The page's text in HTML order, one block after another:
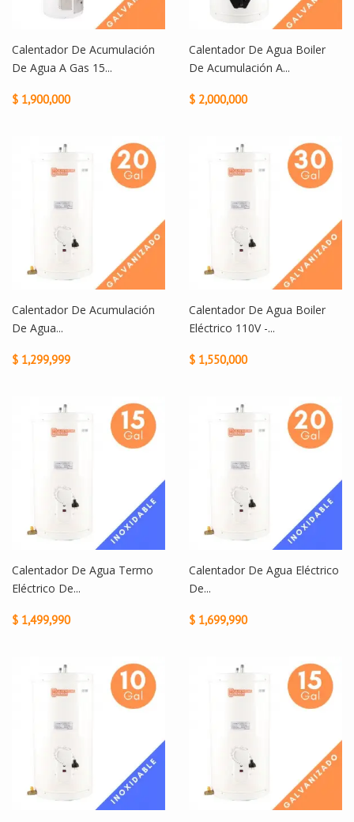
Calentador De Acumulación
De Agua A Gas 15...
$ 1,900,000
Calentador De Agua Boiler
De Acumulación A...
$ 2,000,000
Calentador De Acumulación
De Agua...
$ 1,299,999
Calentador De Agua Boiler
Eléctrico 110V -...
$ 1,550,000
Calentador De Agua Termo
Eléctrico De...
$ 1,499,990
Calentador De Agua Eléctrico
De...
$ 1,699,990